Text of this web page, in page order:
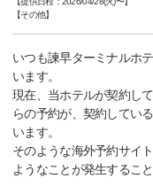
【その他】
いつも諫早ターミナルホ
います。
現在、当ホテルが契約し
らの予約が、契約してい
います。
そのような海外予約サイ
ようなことが発生するこ